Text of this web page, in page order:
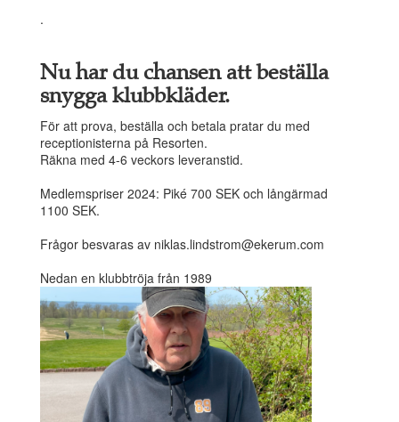
.
Nu har du chansen att beställa
snygga klubbkläder.
För att prova, beställa och betala pratar du med
receptionisterna på Resorten.
Räkna med 4-6 veckors leveranstid.
Medlemspriser 2024: Piké 700 SEK och långärmad
1100 SEK.
Frågor besvaras av niklas.lindstrom@ekerum.com
Nedan en klubbtröja från 1989